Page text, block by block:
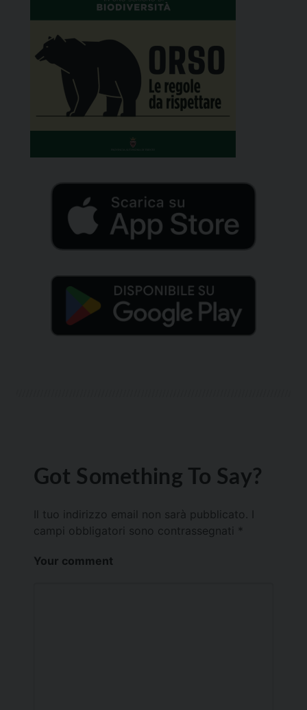
Got Something To Say?
Il tuo indirizzo email non sarà pubblicato.
campi obbligatori sono contrassegnati *
Your comment